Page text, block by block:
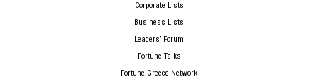
Corporate Lists
Business Lists
Leaders’ Forum
Fortune Talks
Fortune Greece Network